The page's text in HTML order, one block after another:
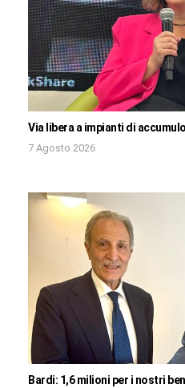
Via libera a impianti di
7 Agosto 2026
Bardi: 1,6 milioni per i nostri